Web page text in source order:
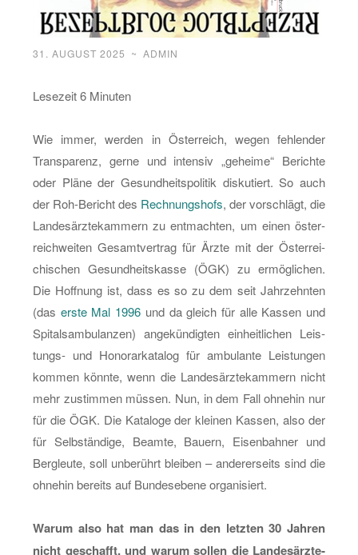
31. AUGUST 2025 ~ ADMIN
Le­se­zeit 6 Mi­nu­ten
Wie immer, wer­den in Ös­ter­reich, wegen feh­len­der
Trans­pa­renz, gerne und in­ten­siv „ge­hei­me“ Be­rich­te
oder Pläne der Ge­sund­heits­po­li­tik dis­ku­tiert. So auch
der Roh-Be­richt des Rech­nungs­hofs, der vor­schlägt, die
Lan­des­ärz­te­kam­mern zu ent­mach­ten, um einen ös­ter­
reich­wei­ten Ge­samt­ver­trag für Ärzte mit der Ös­ter­rei­
chi­schen Ge­sund­heits­kas­se (ÖGK) zu er­mög­li­chen.
Die Hoff­nung ist, dass es so zu dem seit Jahr­zehn­ten
(das erste Mal 1996 und da gleich für alle Kas­sen und
Spi­tals­am­bu­lan­zen) an­ge­kün­dig­ten ein­heit­li­chen Leis­
tungs- und Ho­no­rar­ka­ta­log für am­bu­lan­te Leis­tun­gen
kom­men könn­te, wenn die Lan­des­ärz­te­kam­mern nicht
mehr zu­stim­men müs­sen. Nun, in dem Fall oh­ne­hin nur
für die ÖGK. Die Ka­ta­lo­ge der klei­nen Kas­sen, also der
für Selb­stän­di­ge, Be­am­te, Bau­ern, Ei­sen­bah­ner und
Berg­leu­te, soll un­be­rührt blei­ben – an­de­rer­seits sind die
oh­ne­hin be­reits auf Bun­des­ebe­ne or­ga­ni­siert.
Warum also hat man das in den letz­ten 30 Jah­ren
nicht ge­schafft, und warum sol­len die Lan­des­ärz­te­